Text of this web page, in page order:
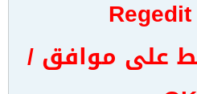
على موافق /